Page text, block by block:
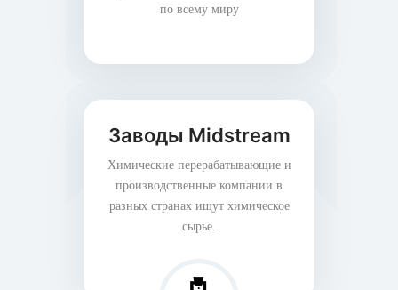
по всему миру
Заводы Midstream
Химические перерабатывающие и
производственные компании в
разных странах ищут химическое
сырье.